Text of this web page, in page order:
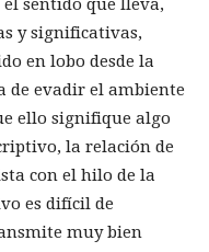
sentido que lleva,
y significativas,
en lobo desde la
de evadir el ambiente
ello signifique algo
la relación de
con el hilo de la
es difícil de
muy bien